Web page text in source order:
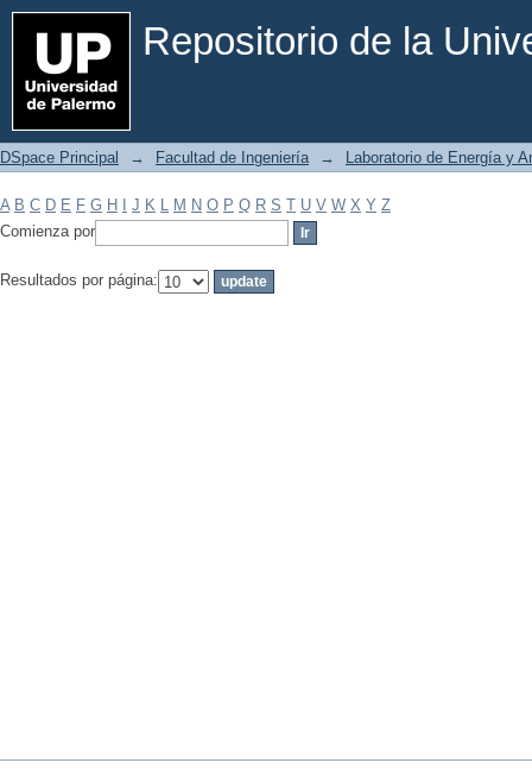
Repositorio de la
Filtrar por: Materia
DSpace Principal → Facultad de Ingeniería → Laboratorio de Energía y
A B C D E F G H J K L M N O P Q R S T U V W X Y Z
Comienza por
Resultados por página: